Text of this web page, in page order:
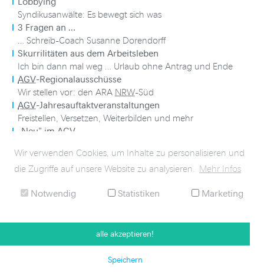
Syndikusanwälte: Es bewegt sich was
3 Fragen an …
… Schreib-Coach Susanne Dorendorff
Skurrilitäten aus dem Arbeitsleben
Ich bin dann mal weg … Urlaub ohne Antrag und Ende
AGV-Regionalausschüsse
Wir stellen vor: den ARA NRW-Süd
AGV-Jahresauftaktveranstaltungen
Freistellen, Versetzen, Weiterbilden und mehr
„Neu” im AGV
Assekuranz HR News
Vom Personal zur Solvency II
Wir verwenden Cookies, um Inhalte zu personalisieren und
die Zugriffe auf unsere Website zu analysieren.
Mehr Infos
Notwendig Statistiken Marketing
alle akzeptieren!
Speichern